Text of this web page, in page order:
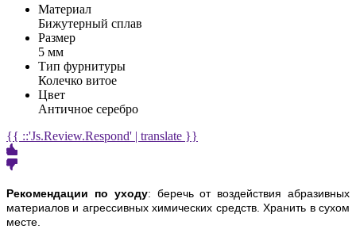
Материал
Бижутерный сплав
Размер
5 мм
Тип фурнитуры
Колечко витое
Цвет
Античное серебро
{{ ::'Js.Review.Respond' | translate }}
Рекомендации по уходу: беречь от воздействия абразивных
материалов и агрессивных химических средств. Хранить в сухом
месте.